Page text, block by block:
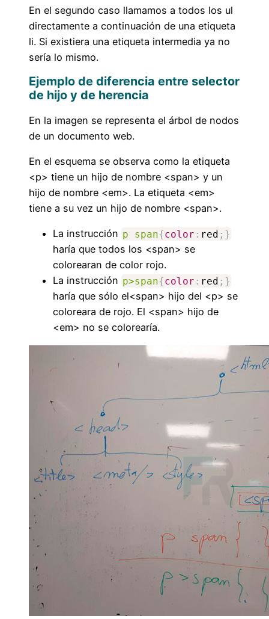
En el segundo caso llamamos a todos los ul
directamente a continuación de una etiqueta
li. Si existiera una etiqueta intermedia ya no
sería lo mismo.
Ejemplo de diferencia entre selector
de hijo y de herencia
En la imagen se representa el árbol de nodos
de un documento web.
En el esquema se observa como la etiqueta
<p> tiene un hijo de nombre <span> y un
hijo de nombre <em>. La etiqueta <em>
tiene a su vez un hijo de nombre <span>.
La instrucción p span{color : red ; }
haría que todos los <span> se
colorearan de color rojo.
La instrucción p>span{color : red ; }
haría que sólo el<span> hijo del <p> se
coloreara de rojo. El <span> hijo de
<em> no se colorearía.